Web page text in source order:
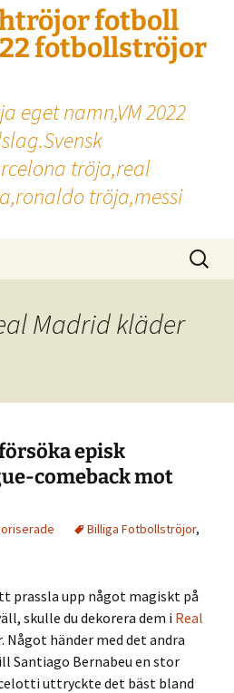
fotboll
fotbollströjor
eget namn,VM 2022
tröja,real
tröja,messi
Sök
efter:
Madrid kläder
episk
comeback mot
Billiga Fotbollströjor,
prassla upp något magiskt på
skulle du dekorera dem i Real
Något händer med det andra
Santiago Bernabeu en stor
uttryckte det bäst bland